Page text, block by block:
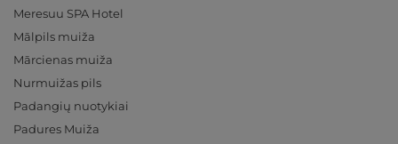
Meresuu SPA Hotel
Mālpils muiža
Mārcienas muiža
Nurmuižas pils
Padangių nuotykiai
Padures Muiža